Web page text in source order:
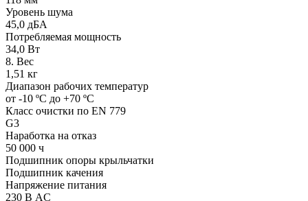
Уровень шума
45,0 дБА
Потребляемая мощность
34,0 Вт
8. Вес
1,51 кг
Диапазон рабочих температур
от -10 ºC до +70 ºC
Класс очистки по EN 779
G3
Наработка на отказ
50 000 ч
Подшипник опоры крыльчатки
Подшипник качения
Напряжение питания
230 В АC